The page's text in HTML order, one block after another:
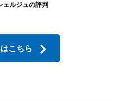
ェルジュの評判
こちら